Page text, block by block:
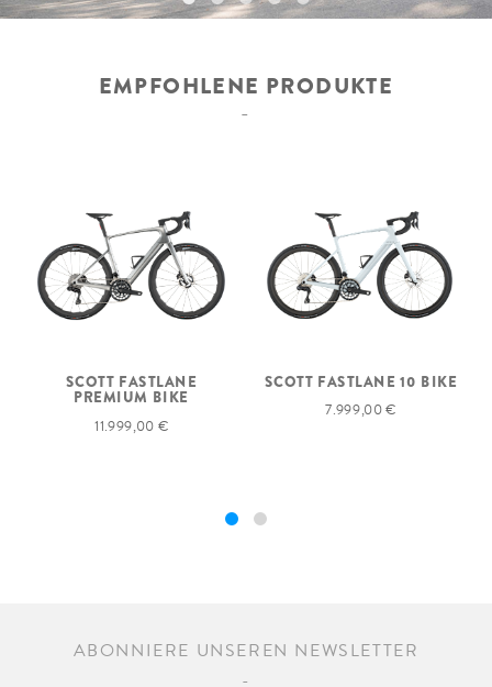
EMPFOHLENE PRODUKTE
SCOTT FASTLANE
PREMIUM BIKE
11.999,00 €
SCOTT FASTLANE 10 BIKE
7.999,00 €
ABONNIERE UNSEREN NEWSLETTER